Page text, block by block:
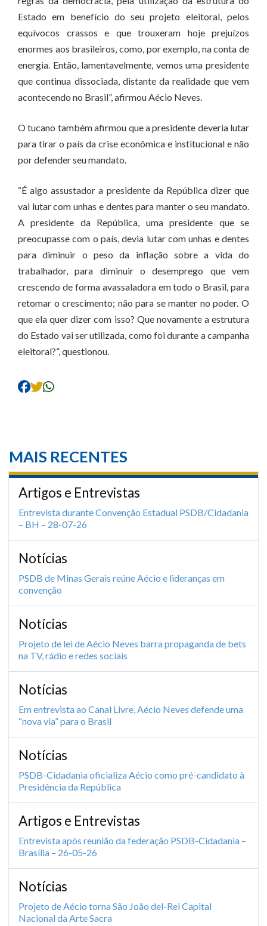
Estado em benefício do seu projeto eleitoral, pelos
equívocos crassos e que trouxeram hoje prejuízos
enormes aos brasileiros, como, por exemplo, na conta de
energia. Então, lamentavelmente, vemos uma presidente
que continua dissociada, distante da realidade que vem
acontecendo no Brasil”, afirmou Aécio Neves.
O tucano também afirmou que a presidente deveria lutar
para tirar o país da crise econômica e institucional e não
por defender seu mandato.
“É algo assustador a presidente da República dizer que
vai lutar com unhas e dentes para manter o seu mandato.
A presidente da República, uma presidente que se
preocupasse com o país, devia lutar com unhas e dentes
para diminuir o peso da inflação sobre a vida do
trabalhador, para diminuir o desemprego que vem
crescendo de forma avassaladora em todo o Brasil, para
retomar o crescimento; não para se manter no poder. O
que ela quer dizer com isso? Que novamente a estrutura
do Estado vai ser utilizada, como foi durante a campanha
eleitoral?”, questionou.
MAIS RECENTES
Artigos e Entrevistas
Entrevista durante Convenção Estadual PSDB/Cidadania
– BH – 28-07-26
Notícias
PSDB de Minas Gerais reúne Aécio e lideranças em
convenção
Notícias
Projeto de lei de Aécio Neves barra propaganda de bets
na TV, rádio e redes sociais
Notícias
Em entrevista ao Canal Livre, Aécio Neves defende uma
“nova via” para o Brasil
Notícias
PSDB-Cidadania oficializa Aécio como pré-candidato à
Presidência da República
Artigos e Entrevistas
Entrevista após reunião da federação PSDB-Cidadania –
Brasília – 26-05-26
Notícias
Projeto de Aécio torna São João del-Rei Capital
Nacional da Arte Sacra